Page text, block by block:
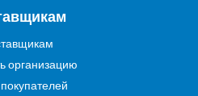
организацию